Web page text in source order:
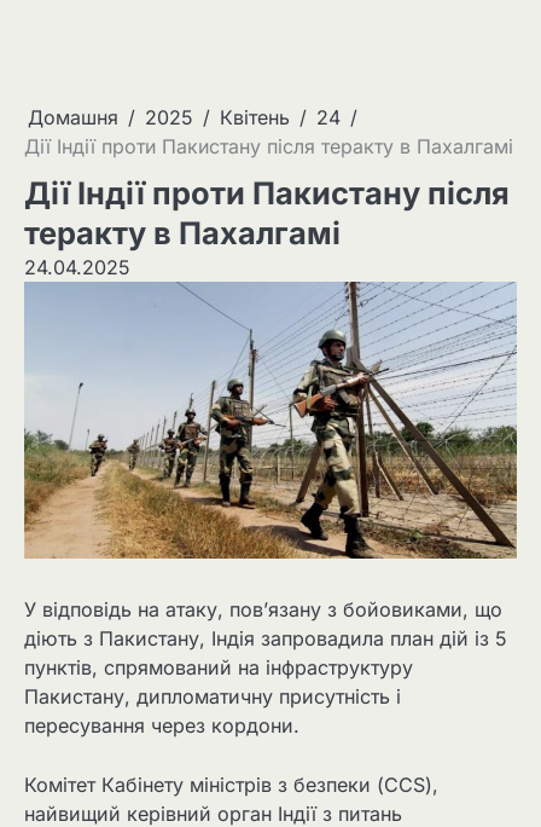
Домашня 2025 Квітень
24
Дії Індії проти Пакистану після теракту в Пахалгамі
Дії Індії проти Пакистану після
теракту в Пахалгамі
24.04.2025
У відповідь на атаку, пов’язану з бойовиками, що
діють з Пакистану, Індія запровадила план дій із 5
пунктів, спрямований на інфраструктуру
Пакистану, дипломатичну присутність і
пересування через кордони.
Комітет Кабінету міністрів з безпеки (CCS),
найвищий керівний орган Індії з питань